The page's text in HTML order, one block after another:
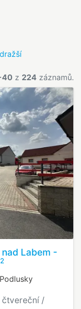
40 z 224 záznamů.
Labem -
2
čtvereční /